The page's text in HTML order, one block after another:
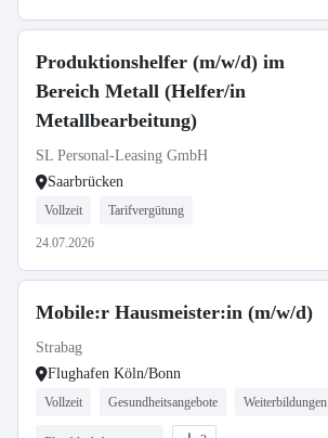
Produktionshelfer (m/w/d) im
Bereich Metall (Helfer/in
Metallbearbeitung)
SL Personal-Leasing GmbH
Saarbrücken
Vollzeit Tarifvergütung
24.07.2026
Mobile:r Hausmeister:in (m/w/d)
Strabag
Flughafen Köln/Bonn
Vollzeit Gesundheitsangebote Weiterbildungen